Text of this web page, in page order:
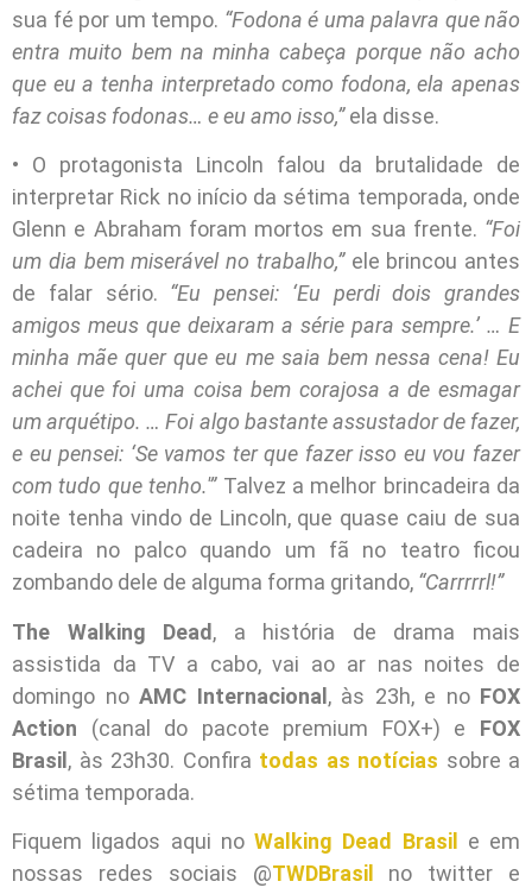
sua fé por um tempo. “Fodona é uma palavra que não
entra muito bem na minha cabeça porque não acho
que eu a tenha interpretado como fodona, ela apenas
faz coisas fodonas… e eu amo isso,”ela disse.
• O protagonista Lincoln falou da brutalidade de
interpretar Rick no início da sétima temporada, onde
Glenn e Abraham foram mortos em sua frente. “Foi
um dia bem miserável no trabalho,”ele brincou antes
de falar sério. “Eu pensei: ‘Eu perdi dois grandes
amigos meus que deixaram a série para sempre.’ … E
minha mãe quer que eu me saia bem nessa cena! Eu
achei que foi uma coisa bem corajosa a de esmagar
um arquétipo. … Foi algo bastante assustador de fazer,
e eu pensei: ‘Se vamos ter que fazer isso eu vou fazer
com tudo que tenho.'”Talvez a melhor brincadeira da
noite tenha vindo de Lincoln, que quase caiu de sua
cadeira no palco quando um fã no teatro ficou
zombando dele de alguma forma gritando, “Carrrrrl!”
The Walking Dead, a história de drama mais
assistida da TV a cabo, vai ao ar nas noites de
domingo no AMC Internacional, às 23h, e no FOX
Action (canal do pacote premium FOX+) e FOX
Brasil, às 23h30. Confira todas as notícias sobre a
sétima temporada.
Fiquem ligados aqui no Walking Dead Brasil
e em
nossas redes sociais @TWDBrasil
no twitter e